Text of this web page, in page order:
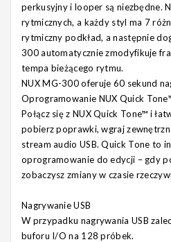
perkusyjny i looper są niezbędne.
rytmicznych, a każdy styl ma 7
rytmiczny podkład, a następnie
300 automatycznie zmodyfikuje
tempa bieżącego rytmu.
NUX MG-300 oferuje 60 sekund
Oprogramowanie NUX Quick
Połącz się z NUX Quick Tone™ i
pobierz poprawki, wgraj
stream audio USB. Quick Tone to
oprogramowanie do edycji – gdy
zobaczysz zmiany w czasie
Nagrywanie USB
W przypadku nagrywania USB
buforu I/O na 128 próbek.